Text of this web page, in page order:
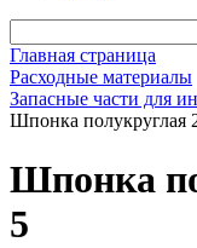
Главная страница
Расходные материалы
Запасные части для
Шпонка полукруглая
Шпонка
5